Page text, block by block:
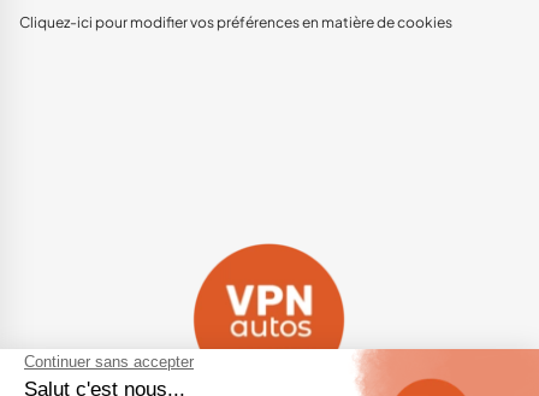
Cliquez-ici pour modifier vos préférences en matière de cookies